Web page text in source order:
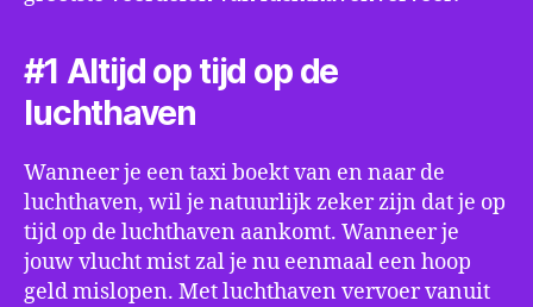
#1 Altijd op tijd op de
luchthaven
Wanneer je een taxi boekt van en naar de
luchthaven, wil je natuurlijk zeker zijn dat je op
tijd op de luchthaven aankomt. Wanneer je
jouw vlucht mist zal je nu eenmaal een hoop
geld mislopen. Met luchthaven vervoer vanuit